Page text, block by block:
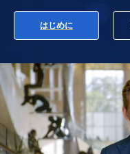
はじめに